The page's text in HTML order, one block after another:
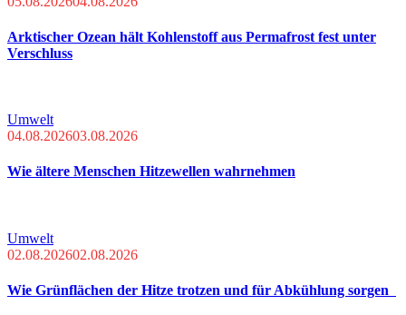
Arktischer Ozean hält Kohlenstoff aus Permafrost fest unter
Verschluss
Umwelt
04.08.202603.08.2026
Wie ältere Menschen Hitzewellen wahrnehmen
Umwelt
02.08.202602.08.2026
Wie Grünflächen der Hitze trotzen und für Abkühlung sorgen